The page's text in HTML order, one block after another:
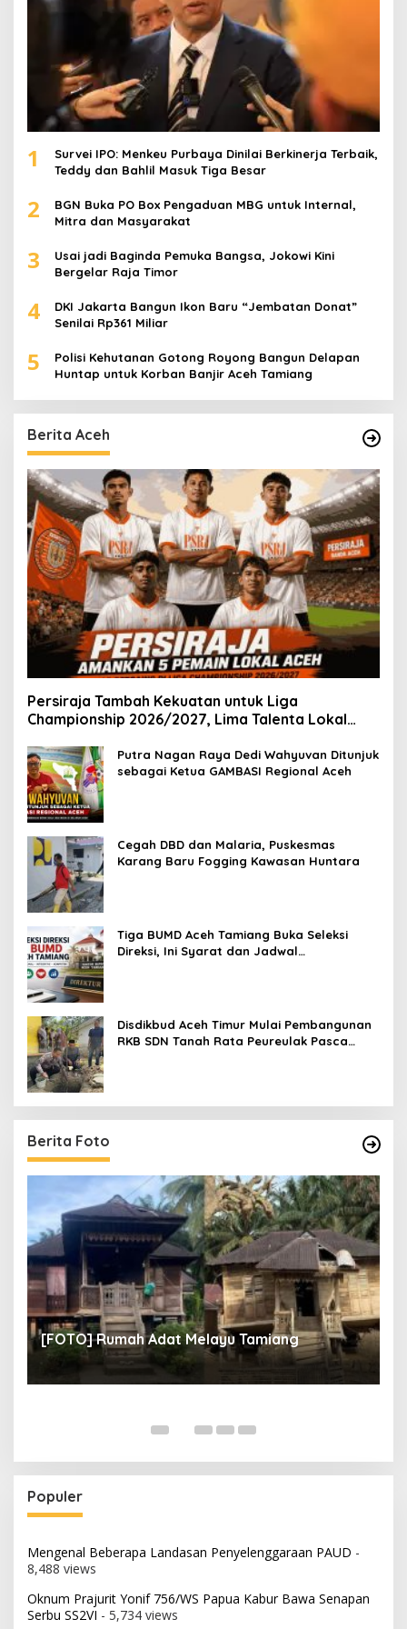
1
Survei IPO: Menkeu Purbaya Dinilai Berkinerja Terbaik,
Teddy dan Bahlil Masuk Tiga Besar
2
BGN Buka PO Box Pengaduan MBG untuk Internal,
Mitra dan Masyarakat
3
Usai jadi Baginda Pemuka Bangsa, Jokowi Kini
Bergelar Raja Timor
4
DKI Jakarta Bangun Ikon Baru “Jembatan Donat”
Senilai Rp361 Miliar
5
Polisi Kehutanan Gotong Royong Bangun Delapan
Huntap untuk Korban Banjir Aceh Tamiang
Berita Aceh
Persiraja Tambah Kekuatan untuk Liga
Championship 2026/2027, Lima Talenta Lokal
Putra Nagan Raya Dedi Wahyuvan Ditunjuk
sebagai Ketua GAMBASI Regional Aceh
Cegah DBD dan Malaria, Puskesmas
Karang Baru Fogging Kawasan Huntara
Tiga BUMD Aceh Tamiang Buka Seleksi
Direksi, Ini Syarat dan Jadwal
Disdikbud Aceh Timur Mulai Pembangunan
RKB SDN Tanah Rata Peureulak Pasca
Berita Foto
[FOTO] Rumah Adat Melayu Tamiang
Populer
Mengenal Beberapa Landasan Penyelenggaraan PAUD -
8,488 views
Oknum Prajurit Yonif 756/WS Papua Kabur Bawa Senapan
Serbu SS2VI - 5,734 views